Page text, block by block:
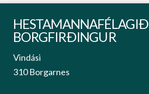
HESTAMANNAFÉLAGIÐ
BORGFIRÐINGUR
Vindási
310 Borgarnes